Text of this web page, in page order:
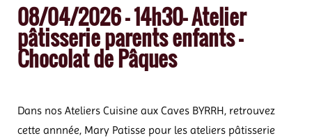
08/04/2026 – 14h30– Atelier
pâtisserie parents enfants –
Chocolat de Pâques
Dans nos Ateliers Cuisine aux Caves BYRRH, retrouvez
cette annnée, Mary Patisse pour les ateliers pâtisserie